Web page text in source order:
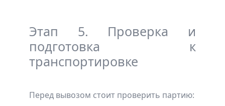
Этап 5. Проверка и
подготовка к
транспортировке
Перед вывозом стоит проверить партию: